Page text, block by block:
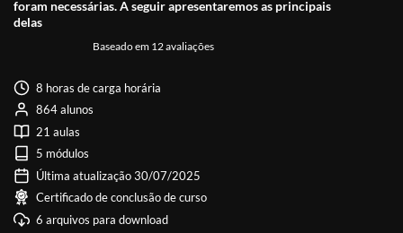
foram necessárias. A seguir apresentaremos as principais
delas
Baseado em 12 avaliações
8 horas de carga horária
864 alunos
21 aulas
5 módulos
Última atualização 30/07/2025
Certificado de conclusão de curso
6 arquivos para download